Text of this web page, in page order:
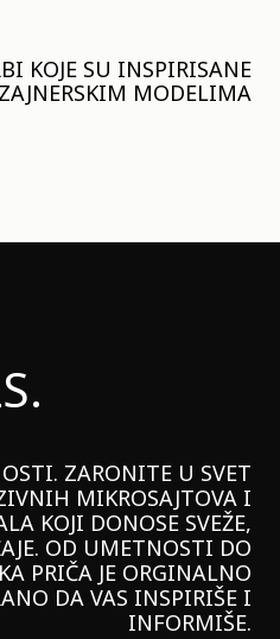
KOJE SU INSPIRISANE
MODELIMA
ZARONITE U SVET
MIKROSAJTOVA I
KOJI DONOSE SVEŽE,
OD UMETNOSTI DO
PRIČA JE ORGINALNO
DA VAS INSPIRIŠE I
INFORMIŠE.